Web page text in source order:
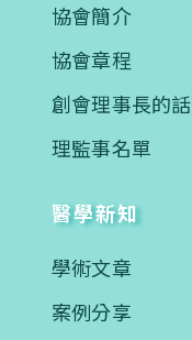
協會簡介
協會章程
創會理事長的話
理監事名單
醫學新知
學術文章
案例分享